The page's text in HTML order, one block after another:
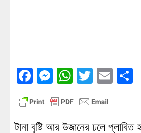
Facebook
Messenger
WhatsApp
Twitter
টানা বৃষ্টি আর উজানের ঢলে